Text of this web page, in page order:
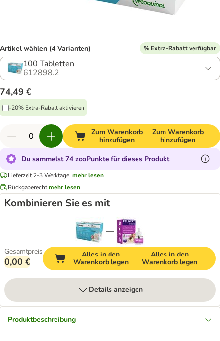
Artikel wählen (4 Varianten) % Extra-Rabatt verfügbar
100 Tabletten
612898.2
74,49 €
-20% Extra-Rabatt aktivieren
Zum Warenkorb
hinzufügen
Zum Warenkorb
hinzufügen
Du sammelst 74 zooPunkte für dieses Produkt
Lieferzeit 2-3 Werktage. mehr lesen
Rückgaberechtmehr lesen
Kombinieren Sie es mit
Gesamtpreis
0,00 €
Alles in den
Warenkorb legen
Alles in den
Warenkorb legen
Details anzeigen
Produktbeschreibung